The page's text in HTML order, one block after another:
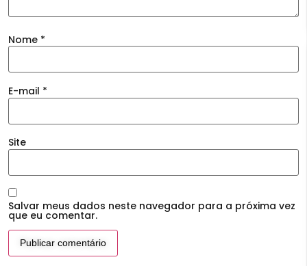
Nome *
E-mail *
Site
Salvar meus dados neste navegador para a próxima vez
que eu comentar.